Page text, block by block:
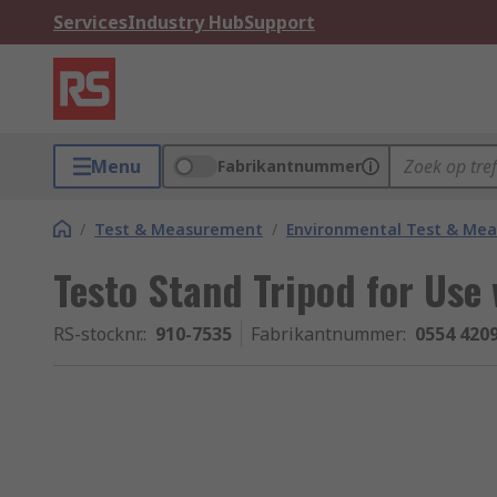
ServicesIndustry HubSupport
Menu Fabrikantnummer
/ Test & Measurement / Environmental Test &
Testo Stand Tripod for
RS-stocknr.: 910-7535 Fabrikantnummer: 0554